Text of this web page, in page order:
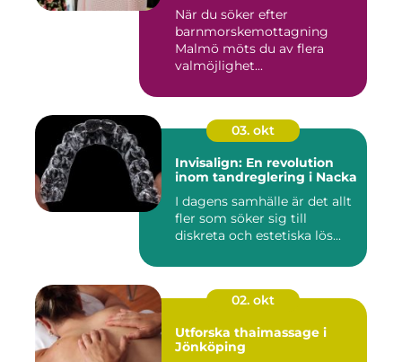
När du söker efter
barnmorskemottagning
Malmö möts du av flera
valmöjlighet...
03. okt
Invisalign: En revolution
inom tandreglering i Nacka
I dagens samhälle är det allt
fler som söker sig till
diskreta och estetiska lös...
02. okt
Utforska thaimassage i
Jönköping